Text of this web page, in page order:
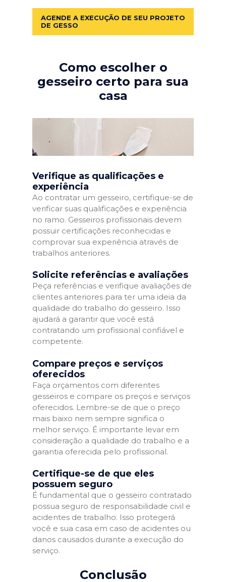
AGENDE A EXECUÇÃO DE SEU PROJETO
DE GESSO
Como escolher o
gesseiro certo para sua
casa
Verifique as qualificações e
experiência
Ao contratar um gesseiro, certifique-se de
verificar suas qualificações e experiência
no ramo. Gesseiros profissionais devem
possuir certificações reconhecidas e
comprovar sua experiência através de
trabalhos anteriores.
Solicite referências e avaliações
Peça referências e verifique avaliações de
clientes anteriores para ter uma ideia da
qualidade do trabalho do gesseiro. Isso
ajudará a garantir que você está
contratando um profissional confiável e
competente.
Compare preços e serviços
oferecidos
Faça orçamentos com diferentes
gesseiros e compare os preços e serviços
oferecidos. Lembre-se de que o preço
mais baixo nem sempre significa o
melhor serviço. É importante levar em
consideração a qualidade do trabalho e a
garantia oferecida pelo profissional.
Certifique-se de que eles
possuem seguro
É fundamental que o gesseiro contratado
possua seguro de responsabilidade civil e
acidentes de trabalho. Isso protegerá
você e sua casa em caso de acidentes ou
danos causados durante a execução do
serviço.
Conclusão